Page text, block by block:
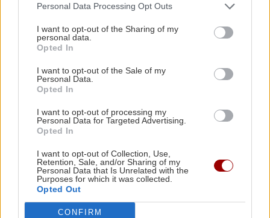
Personal Data Processing Opt Outs
I want to opt-out of the Sharing of my
personal data.
Opted In
I want to opt-out of the Sale of my
Personal Data.
Opted In
I want to opt-out of processing my
Personal Data for Targeted Advertising.
Opted In
I want to opt-out of Collection, Use,
Retention, Sale, and/or Sharing of my
Personal Data that Is Unrelated with the
Purposes for which it was collected.
Opted Out
CONFIRM
Χωρίς τις αισθήσεις της ανασύρθηκε 53χρονη
από ακάλυπτο πολυκατοικίας
ΣΠΙΤΙ
Καλλιμάνη: Θαμώνας της πέταξε λουλούδια
στο πρόσωπο
ΚΡΗΤΗ
ΠΕΡΙΣΣΟΤΕΡΑ
ΠΕΡΙΕΡΓΑ - ΠΑΡΑΞΕΝΑ
Ζευγάρι σε παρεκκλήσι, 100 ευρώ από
τον ιερέα και μια απρόσμενη
κατάληξη